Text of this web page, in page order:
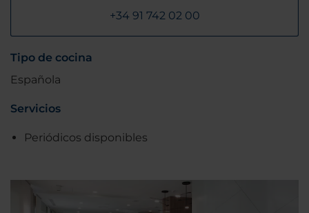
+34 91 742 02 00
Tipo de cocina
Española
Servicios
Periódicos disponibles